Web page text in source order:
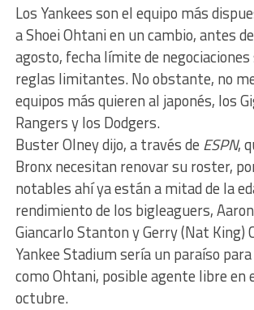
Los Yankees son el equipo más
a Shoei Ohtani en un cambio, antes
agosto, fecha límite de
reglas limitantes. No obstante, no
equipos más quieren al japonés, los
Rangers y los Dodgers.
Buster Olney dijo, a través de ESPN,
Bronx necesitan renovar su roster,
notables ahí ya están a mitad de la
rendimiento de los bigleaguers,
Giancarlo Stanton y Gerry (Nat King)
Yankee Stadium sería un paraíso
como Ohtani, posible agente libre en
octubre.